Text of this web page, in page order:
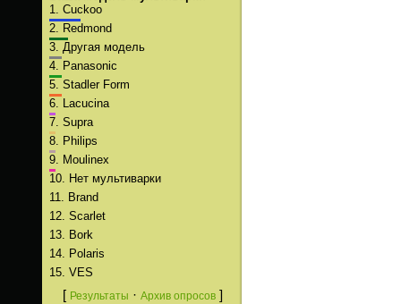
1. Cuckoo
2.
Redmond
3. Другая модель
4.
Panasonic
5. Stadler Form
6.
Lacucina
7. Supra
8.
Philips
9.
Moulinex
10.
Нет мультиварки
11.
Brand
12. Scarlet
13.
Bork
14.
Polaris
15. VES
[ Результаты · Архив опросов]